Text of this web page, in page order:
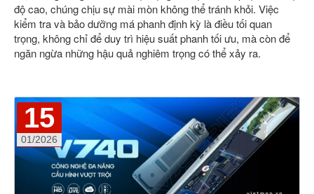
độ cao, chúng chịu sự mài mòn không thể tránh khỏi. Việc
kiểm tra và bảo dưỡng má phanh định kỳ là điều tối quan
trọng, không chỉ để duy trì hiệu suất phanh tối ưu, mà còn để
ngăn ngừa những hậu quả nghiêm trọng có thể xảy ra.
15
01/2026